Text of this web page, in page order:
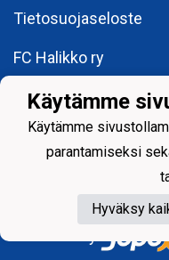
Tietosuojaseloste
FC Halikko ry
y-tunnus: 1755429 - 6
Käytämme
Käytämme
parantamiseksi
Hyväksy